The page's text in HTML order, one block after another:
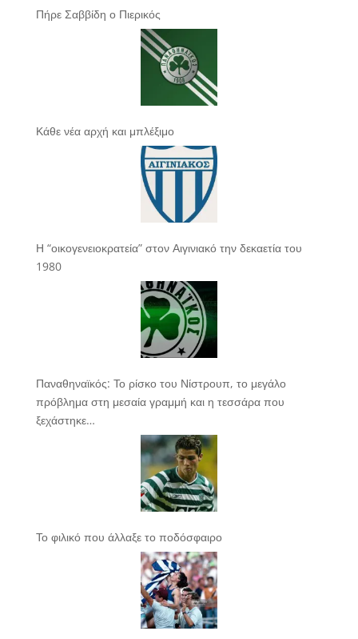
Πήρε Σαββίδη ο Πιερικός
Κάθε νέα αρχή και μπλέξιμο
Η “οικογενειοκρατεία” στον Αιγινιακό την δεκαετία του
1980
Παναθηναϊκός: Το ρίσκο του Νίστρουπ, το μεγάλο
πρόβλημα στη μεσαία γραμμή και η τεσσάρα που
ξεχάστηκε…
Το φιλικό που άλλαξε το ποδόσφαιρο